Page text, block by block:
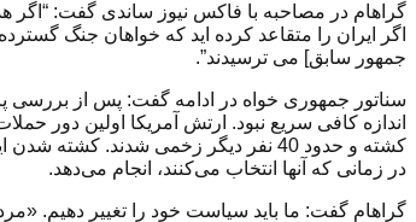
گراهام در مصاحبه با فاکس نیوز ساندی گفت:
اگر ایران را متقاعد کرده اید که خواهان جنگ
جمهور سابق] می ترسیدند”.
سناتور جمهوری خواه در ادامه گفت: پس از بررسی
اندازه کافی سریع نبود. ارتش آمریکا اولین دور
کشته و حدود 40 نفر دیگر زخمی شدند.
در زمانی که آنها انتخاب می‌کنند، انجام می‌دهد.
گراهام گفت: ما باید سیاست خود را تغییر دهیم.